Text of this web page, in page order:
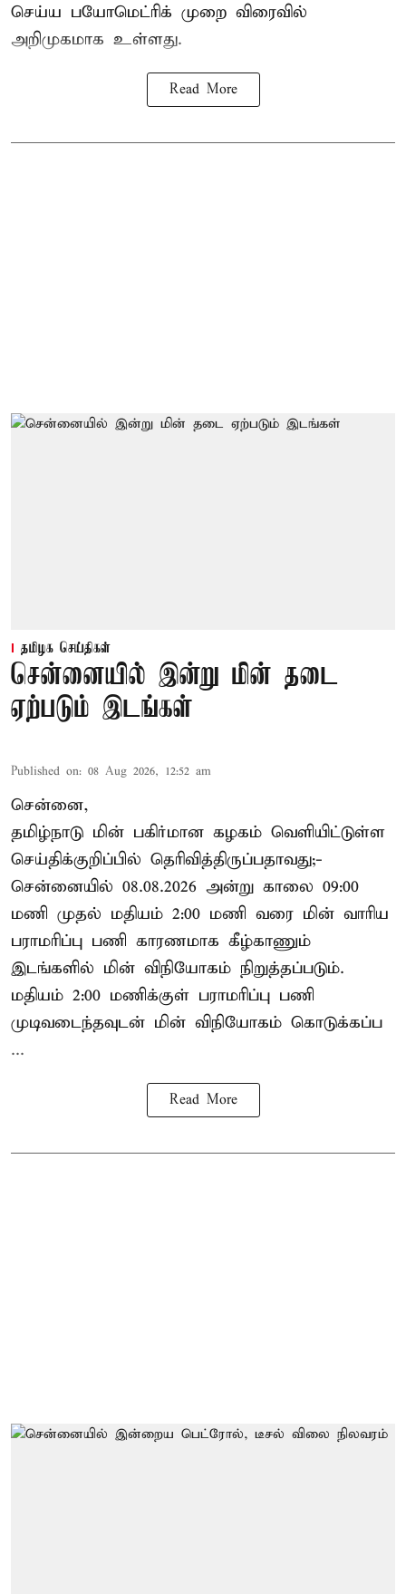
செய்ய பயோமெட்ரிக் முறை விரைவில்
அறிமுகமாக உள்ளது.
Read More
தமிழக செய்திகள்
சென்னையில் இன்று மின் தடை
ஏற்படும் இடங்கள்
Published on: 08 Aug 2026, 12:52 am
சென்னை,
தமிழ்நாடு மின் பகிர்மான கழகம் வெளியிட்டுள்ள
செய்திக்குறிப்பில் தெரிவித்திருப்பதாவது;-
சென்னையில் 08.08.2026 அன்று காலை 09:00
மணி முதல் மதியம் 2:00 மணி வரை மின் வாரிய
பராமரிப்பு பணி காரணமாக கீழ்காணும்
இடங்களில் மின் விநியோகம் நிறுத்தப்படும்.
மதியம் 2:00 மணிக்குள் பராமரிப்பு பணி
முடிவடைந்தவுடன் மின் விநியோகம் கொடுக்கப்ப
...
Read More